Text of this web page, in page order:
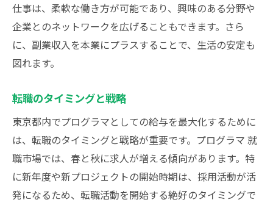
仕事は、柔軟な働き方が可能であり、興味のある分野や
企業とのネットワークを広げることもできます。さら
に、副業収入を本業にプラスすることで、生活の安定も
図れます。
転職のタイミングと戦略
東京都内でプログラマとしての給与を最大化するために
は、転職のタイミングと戦略が重要です。プログラマ 就
職市場では、春と秋に求人が増える傾向があります。特
に新年度や新プロジェクトの開始時期は、採用活動が活
発になるため、転職活動を開始する絶好のタイミングで